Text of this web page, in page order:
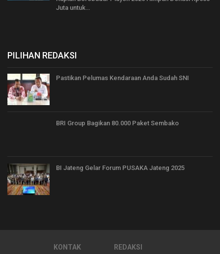
Juta untuk…
PILIHAN REDAKSI
Pastikan Pelumas Kendaraan Anda Sudah SNI
BRI Group Bagikan 80.000 Paket Sembako
BI Jateng Gelar Forum PUSAKA Jateng 2025
KONTAK REDAKSI